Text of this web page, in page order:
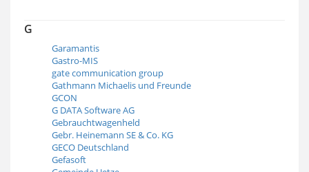
G
Garamantis
Gastro-MIS
gate communication group
Gathmann Michaelis und Freunde
GCON
G DATA Software AG
Gebrauchtwagenheld
Gebr. Heinemann SE & Co. KG
GECO Deutschland
Gefasoft